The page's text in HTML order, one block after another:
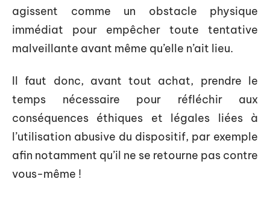
agissent comme un obstacle physique
immédiat pour empêcher toute tentative
malveillante avant même qu’elle n’ait lieu.
Il faut donc, avant tout achat, prendre le
temps nécessaire pour réfléchir aux
conséquences éthiques et légales liées à
l’utilisation abusive du dispositif, par exemple
afin notamment qu’il ne se retourne pas contre
vous-même !